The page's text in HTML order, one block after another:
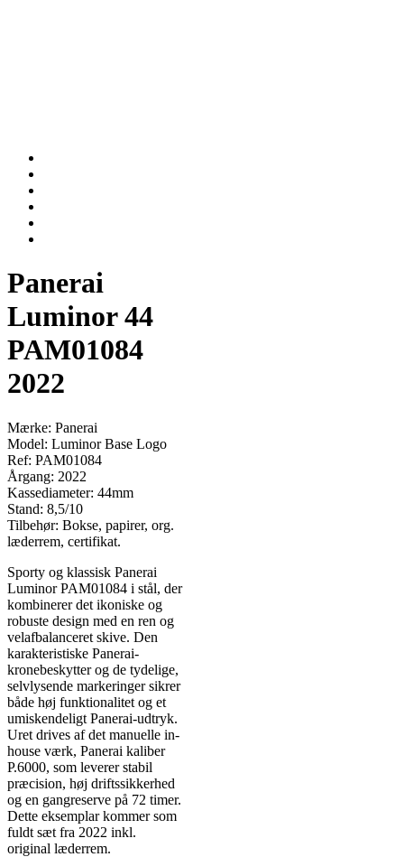
Panerai
Luminor 44
PAM01084
2022
Mærke: Panerai
Model: Luminor Base Logo
Ref: PAM01084
Årgang: 2022
Kassediameter: 44mm
Stand: 8,5/10
Tilbehør: Bokse, papirer, org.
læderrem, certifikat.
Sporty og klassisk Panerai
Luminor PAM01084 i stål, der
kombinerer det ikoniske og
robuste design med en ren og
velafbalanceret skive. Den
karakteristiske Panerai-
kronebeskytter og de tydelige,
selvlysende markeringer sikrer
både høj funktionalitet og et
umiskendeligt Panerai-udtryk.
Uret drives af det manuelle in-
house værk, Panerai kaliber
P.6000, som leverer stabil
præcision, høj driftssikkerhed
og en gangreserve på 72 timer.
Dette eksemplar kommer som
fuldt sæt fra 2022 inkl.
original læderrem.